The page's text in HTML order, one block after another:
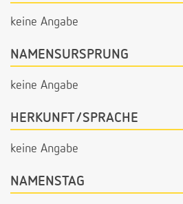
keine Angabe
NAMENSURSPRUNG
keine Angabe
HERKUNFT/SPRACHE
keine Angabe
NAMENSTAG